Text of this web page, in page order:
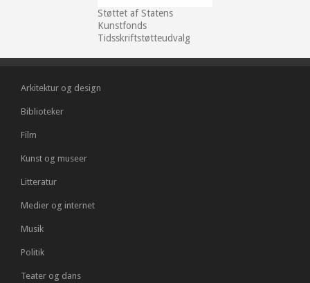
Støttet af Statens
Kunstfonds
Tidsskriftstøtteudvalg
Arkitektur og design
Biblioteker
Film
Kunst og museer
Litteratur
Medier og internet
Musik
Politik
Teater og dans